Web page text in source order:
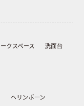
クスペース
洗面台
ヘリンボーン